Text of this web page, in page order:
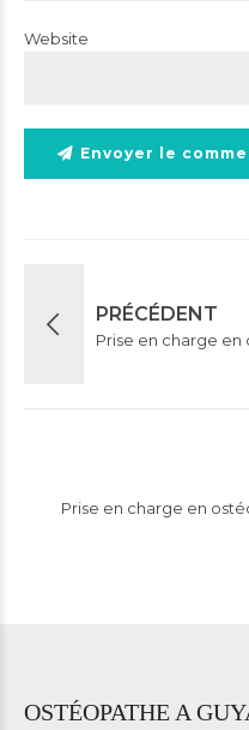
Website
Envoyer le
PRÉCÉDENT
Prise en charge
Prise en charge en
OSTÉOPATHE A